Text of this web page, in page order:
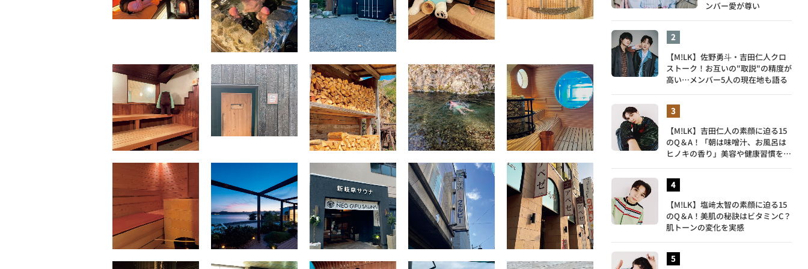
ンバー愛が尊い
【M!LK】佐野勇斗・吉田仁人クロ
ストーク！お互いの"取説"の精度が
高い…メンバー5人の現在地も語る
【M!LK】吉田仁人の素顔に迫る15
のQ＆A！「朝は味噌汁、お風呂は
ヒノキの香り」美容や健康習慣を明
【M!LK】塩﨑太智の素顔に迫る15
のQ＆A！美肌の秘訣はビタミンC？
肌トーンの変化を実感